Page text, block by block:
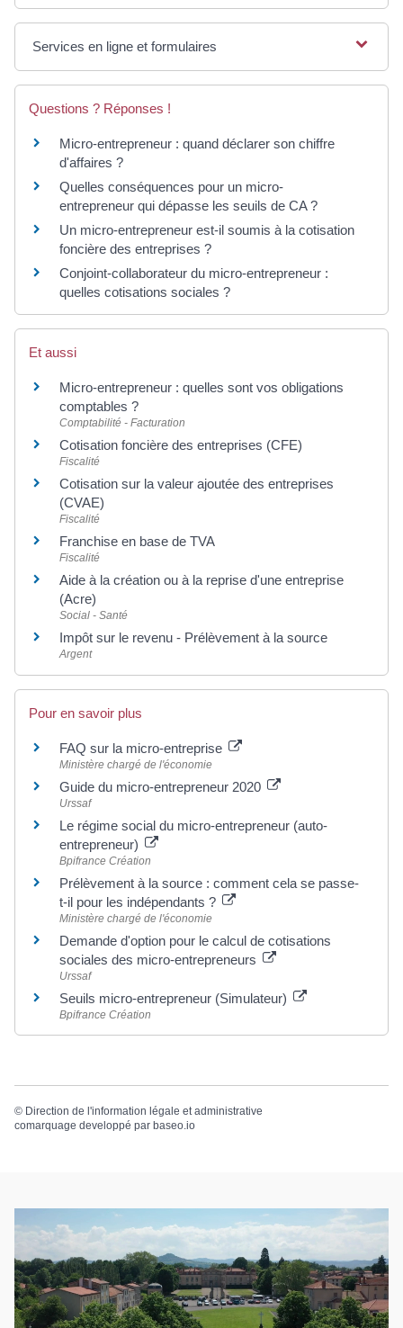
Services en ligne et formulaires
Questions ? Réponses !
Micro-entrepreneur : quand déclarer son chiffre
d'affaires ?
Quelles conséquences pour un micro-
entrepreneur qui dépasse les seuils de CA ?
Un micro-entrepreneur est-il soumis à la cotisation
foncière des entreprises ?
Conjoint-collaborateur du micro-entrepreneur :
quelles cotisations sociales ?
Et aussi
Micro-entrepreneur : quelles sont vos obligations
comptables ?
Comptabilité - Facturation
Cotisation foncière des entreprises (CFE)
Fiscalité
Cotisation sur la valeur ajoutée des entreprises
(CVAE)
Fiscalité
Franchise en base de TVA
Fiscalité
Aide à la création ou à la reprise d'une entreprise
(Acre)
Social - Santé
Impôt sur le revenu - Prélèvement à la source
Argent
Pour en savoir plus
FAQ sur la micro-entreprise
Ministère chargé de l'économie
Guide du micro-entrepreneur 2020
Urssaf
Le régime social du micro-entrepreneur (auto-
entrepreneur)
Bpifrance Création
Prélèvement à la source : comment cela se passe-
t-il pour les indépendants ?
Ministère chargé de l'économie
Demande d'option pour le calcul de cotisations
sociales des micro-entrepreneurs
Urssaf
Seuils micro-entrepreneur (Simulateur)
Bpifrance Création
© Direction de l'information légale et administrative
comarquage developpé par baseo.io